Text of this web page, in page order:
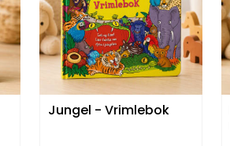
Jungel - Vrimlebok